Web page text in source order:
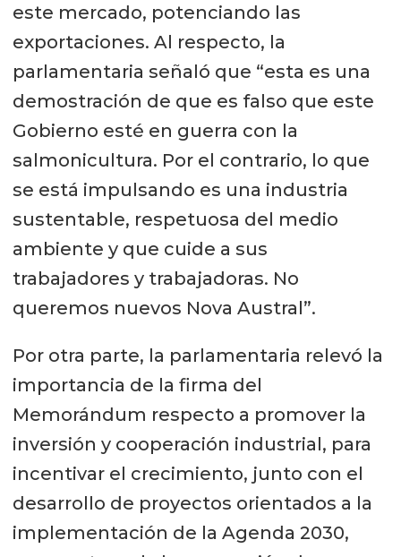
este mercado, potenciando las
exportaciones. Al respecto, la
parlamentaria señaló que “esta es una
demostración de que es falso que este
Gobierno esté en guerra con la
salmonicultura. Por el contrario, lo que
se está impulsando es una industria
sustentable, respetuosa del medio
ambiente y que cuide a sus
trabajadores y trabajadoras. No
queremos nuevos Nova Austral”.
Por otra parte, la parlamentaria relevó la
importancia de la firma del
Memorándum respecto a promover la
inversión y cooperación industrial, para
incentivar el crecimiento, junto con el
desarrollo de proyectos orientados a la
implementación de la Agenda 2030,